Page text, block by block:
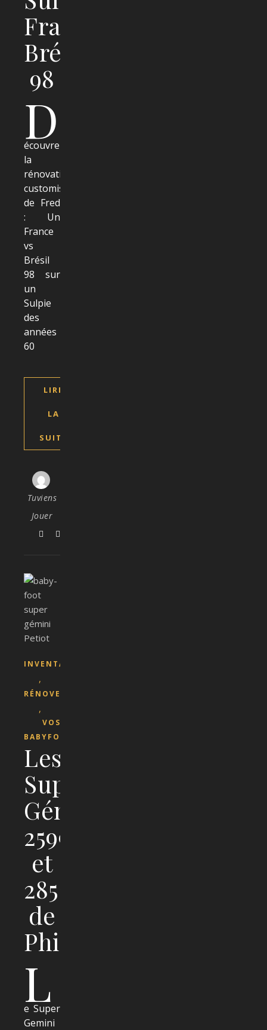
France-
Brésil
98
D
écouvrez
la
rénovation-
customisation
de Fred
: Un
France
vs
Brésil
98 sur
un
Sulpie
des
années
60
LIRE
LA
SUITE
Tuviens
Jouer
INVENTAIRE
,
RÉNOVER
,
VOS
BABYFOOTS
Les
Super
Gémini
2599
et
2852
de
Philippe
L
e Super
Gemini